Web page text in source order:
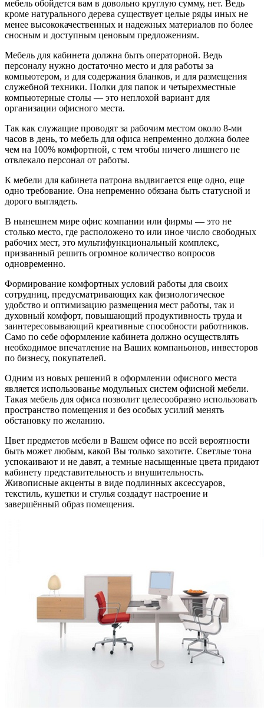
мебель обойдется вам в довольно круглую сумму, нет. Ведь
кроме натурального дерева существует целые ряды иных не
менее высококачественных и надежных материалов по более
сносным и доступным ценовым предложениям.
Мебель для кабинета должна быть операторной. Ведь
персоналу нужно достаточно место и для работы за
компьютером, и для содержания бланков, и для размещения
служебной техники. Полки для папок и четырехместные
компьютерные столы — это неплохой вариант для
организации офисного места.
Так как служащие проводят за рабочим местом около 8-ми
часов в день, то мебель для офиса непременно должна более
чем на 100% комфортной, с тем чтобы ничего лишнего не
отвлекало персонал от работы.
К мебели для кабинета патрона выдвигается еще одно, еще
одно требование. Она непременно обязана быть статусной и
дорого выглядеть.
В нынешнем мире офис компании или фирмы — это не
столько место, где расположено то или иное число свободных
рабочих мест, это мультифункциональный комплекс,
призванный решить огромное количество вопросов
одновременно.
Формирование комфортных условий работы для своих
сотрудниц, предусматривающих как физиологическое
удобство и оптимизацию размещения мест работы, так и
духовный комфорт, повышающий продуктивность труда и
заинтересовывающий креативные способности работников.
Само по себе оформление кабинета должно осуществлять
необходимое впечатление на Ваших компаньонов, инвесторов
по бизнесу, покупателей.
Одним из новых решений в оформлении офисного места
является использованье модульных систем офисной мебели.
Такая мебель для офиса позволит целесообразно использовать
пространство помещения и без особых усилий менять
обстановку по желанию.
Цвет предметов мебели в Вашем офисе по всей вероятности
быть может любым, какой Вы только захотите. Светлые тона
успокаивают и не давят, а темные насыщенные цвета придают
кабинету представительность и внушительность.
Живописные акценты в виде подлинных аксессуаров,
текстиль, кушетки и стулья создадут настроение и
завершённый образ помещения.